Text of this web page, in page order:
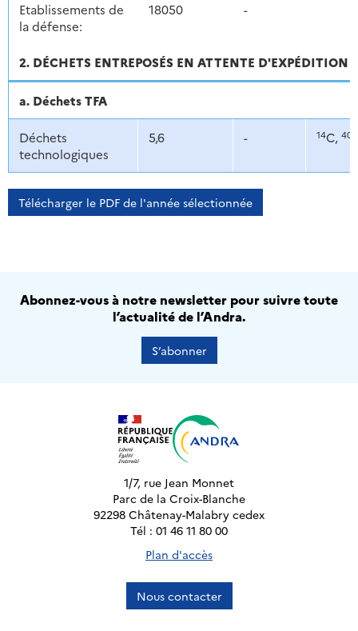
Etablissements de
la défense:
18050 -
2. DÉCHETS ENTREPOSÉS EN ATTENTE D'EXPÉDITION
a. Déchets TFA
Déchets
technologiques
5,6 - 14C, 40
Télécharger le PDF de l'année sélectionnée
Abonnez-vous à notre newsletter pour suivre toute
l’actualité de l’Andra.
S’abonner
1/7, rue Jean Monnet
Parc de la Croix-Blanche
92298 Châtenay-Malabry cedex
Tél : 01 46 11 80 00
Plan d'accès
Nous contacter